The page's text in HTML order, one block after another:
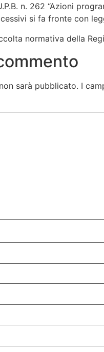
n. 262 “Azioni
si fa fronte con
normativa della
sarà pubblicato. I